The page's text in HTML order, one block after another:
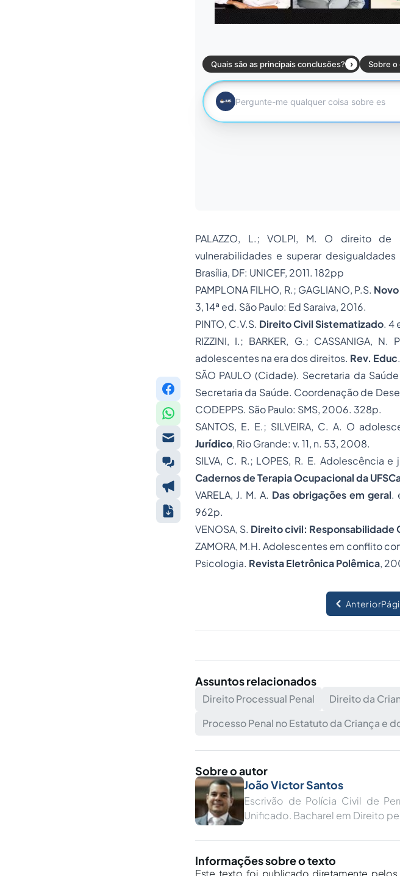
PALAZZO, L.; VOLPI, M. O direito de
vulnerabilidades e superar desigualdades
Brasília, DF: UNICEF, 2011. 182pp
PAMPLONA FILHO, R.; GAGLIANO, P.S.
3, 14ª ed. São Paulo: Ed Saraiva, 2016.
PINTO, C.V.S. Direito Civil Sistematizado. 4
RIZZINI, I.; BARKER, G.; CASSANIGA,
adolescentes na era dos direitos. Rev. Educ
SÃO PAULO (Cidade). Secretaria da Saúde
Secretaria da Saúde. Coordenação de
CODEPPS. São Paulo: SMS, 2006. 328p.
SANTOS, E. E.; SILVEIRA, C. A. O
Jurídico, Rio Grande: v. 11, n. 53, 2008.
SILVA, C. R.; LOPES, R. E. Adolescência
Cadernos de Terapia Ocupacional da
VARELA, J. M. A. Das obrigações em geral.
962p.
VENOSA, S. Direito civil: Responsabilidade
ZAMORA, M.H. Adolescentes em conflito
Psicologia. Revista Eletrônica Polêmica,
Anterior
Assuntos relacionados
Direito Processual Penal
Direito da
Processo Penal no Estatuto da Criança e
Sobre o autor
João Victor Santos
Escrivão de Polícia Civil de
Unificado. Bacharel em Direito
Informações sobre o texto
Este texto foi publicado diretamente